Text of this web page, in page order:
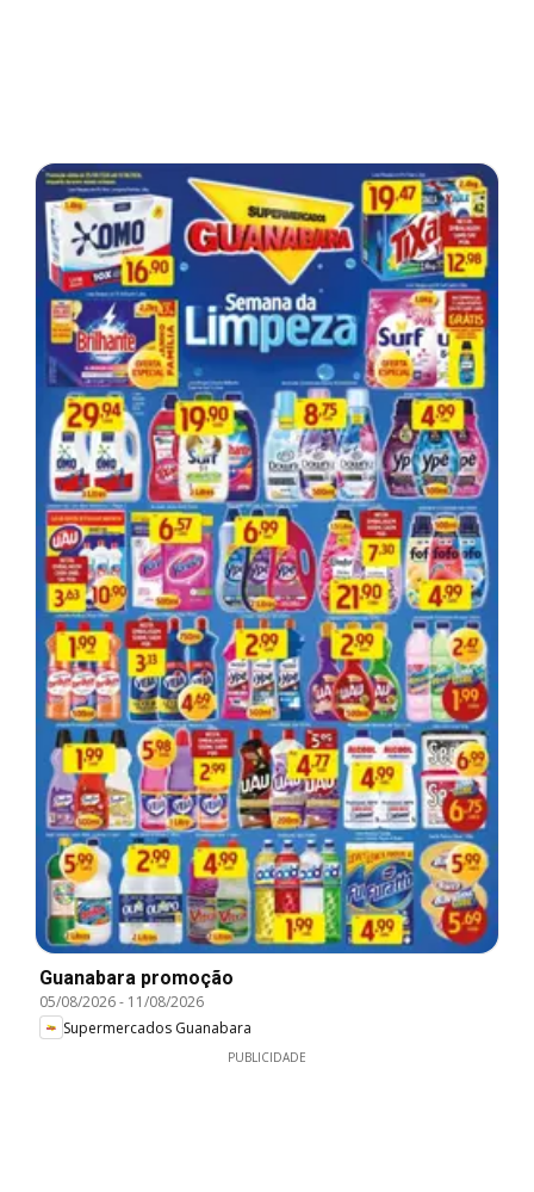
Guanabara promoção
05/08/2026- 11/08/2026
Supermercados Guanabara
PUBLICIDADE